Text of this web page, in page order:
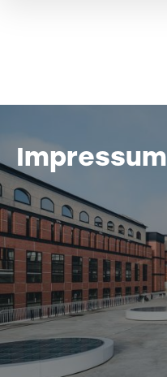
Impressum